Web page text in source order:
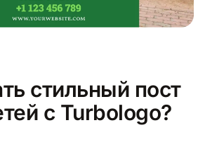
стильный пост
с Turbologo?